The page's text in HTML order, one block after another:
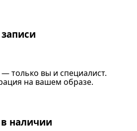
только вы и специалист.
на вашем образе.
наличии